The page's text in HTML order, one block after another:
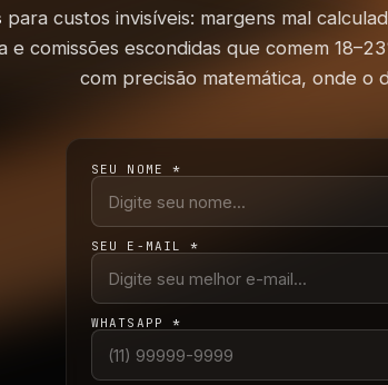
para custos invisíveis: margens mal
e comissões escondidas que comem
com precisão matemática, onde o
SEU NOME *
SEU E-MAIL*
WHATSAPP *